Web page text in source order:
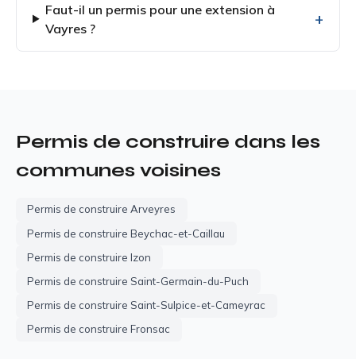
Faut-il un permis pour une extension à
Vayres ?
Permis de construire dans les
communes voisines
Permis de construire Arveyres
Permis de construire Beychac-et-Caillau
Permis de construire Izon
Permis de construire Saint-Germain-du-Puch
Permis de construire Saint-Sulpice-et-Cameyrac
Permis de construire Fronsac